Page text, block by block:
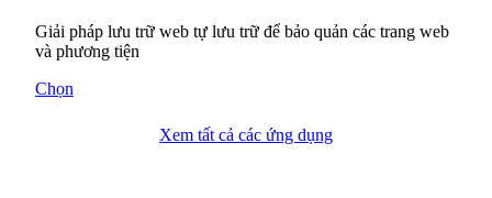
Giải pháp lưu trữ web tự lưu trữ để bảo quản các trang web
và phương tiện
Chọn
Xem tất cả các ứng dụng